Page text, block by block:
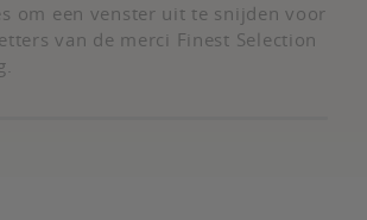
om een venster uit te snijden voor
van de merci Finest Selection